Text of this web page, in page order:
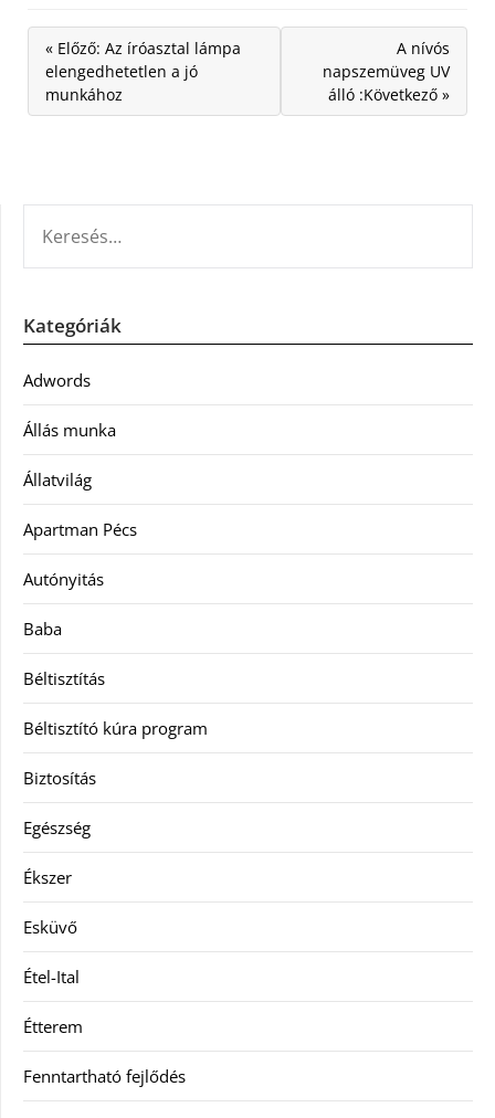
« Előző: Az íróasztal lámpa
elengedhetetlen a jó
munkához
A nívós
napszemüveg UV
álló :Következő »
Kategóriák
Adwords
Állás munka
Állatvilág
Apartman Pécs
Autónyitás
Baba
Béltisztítás
Béltisztító kúra program
Biztosítás
Egészség
Ékszer
Esküvő
Étel-Ital
Étterem
Fenntartható fejlődés